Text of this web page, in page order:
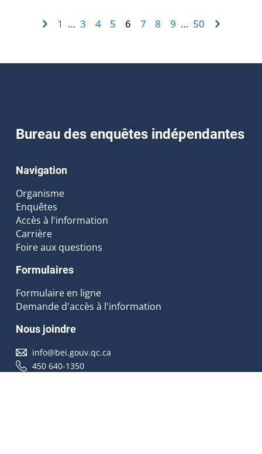
1 … 3 4 5 6 7 8 9 … 50
Bureau des enquêtes indépendantes
Navigation
Organisme
Enquêtes
Accès à l'information
Carrière
Foire aux questions
Formulaires
Formulaire en ligne
Demande d'accès à l'information
Nous joindre
info@bei.gouv.qc.ca
450 640-1350